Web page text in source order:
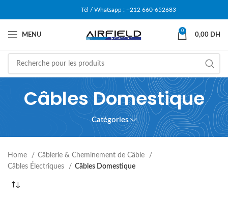
Tél / Whatsapp : +212 660-652683
MENU
0
0,00 DH
Câbles Domestique
Catégories
Home
Câblerie & Cheminement de Câble
Câbles Électriques
Câbles Domestique